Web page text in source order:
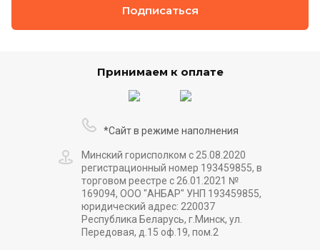
Подписаться
Принимаем к оплате
*Сайт в режиме наполнения
Минский горисполком с 25.08.2020
регистрационный номер 193459855, в
торговом реестре с 26.01.2021 №
169094, ООО "АНБАР" УНП 193459855,
юридический адрес: 220037
Республика Беларусь, г.Минск, ул.
Передовая, д.15 оф.19, пом.2